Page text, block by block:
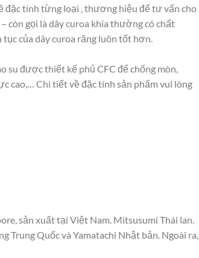
đặc tính từng loại , thương hiệu để tư vấn cho
còn gọi là dây curoa khía thường có chất
của dây curoa răng luôn tốt hơn.
su được thiết kế phủ CFC để chống mòn,
cao,… Chi tiết về đặc tính sản phẩm vui lòng
sản xuất tại Việt Nam. Mitsusumi Thái lan.
Trung Quốc và Yamatachi Nhật bản. Ngoài ra,